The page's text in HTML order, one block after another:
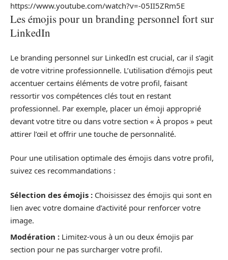
https://www.youtube.com/watch?v=-05II5ZRm5E
Les émojis pour un branding personnel fort sur
LinkedIn
Le branding personnel sur LinkedIn est crucial, car il s’agit
de votre vitrine professionnelle. L’utilisation d’émojis peut
accentuer certains éléments de votre profil, faisant
ressortir vos compétences clés tout en restant
professionnel. Par exemple, placer un émoji approprié
devant votre titre ou dans votre section « À propos » peut
attirer l’œil et offrir une touche de personnalité.
Pour une utilisation optimale des émojis dans votre profil,
suivez ces recommandations :
Sélection des émojis : Choisissez des émojis qui sont en
lien avec votre domaine d’activité pour renforcer votre
image.
Modération : Limitez-vous à un ou deux émojis par
section pour ne pas surcharger votre profil.